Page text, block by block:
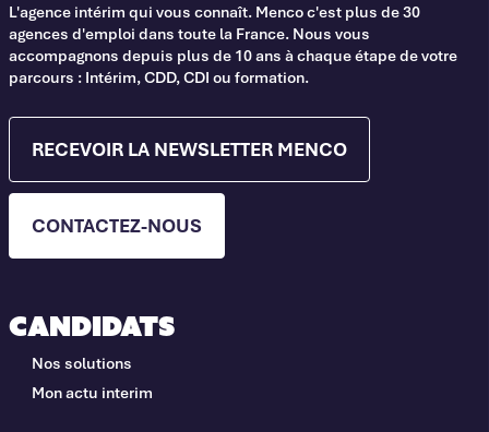
L'agence intérim qui vous connaît. Menco c'est plus de 30
agences d'emploi dans toute la France. Nous vous
accompagnons depuis plus de 10 ans à chaque étape de votre
parcours : Intérim, CDD, CDI ou formation.
RECEVOIR LA NEWSLETTER MENCO
CONTACTEZ-NOUS
Candidats
Nos solutions
Mon actu interim